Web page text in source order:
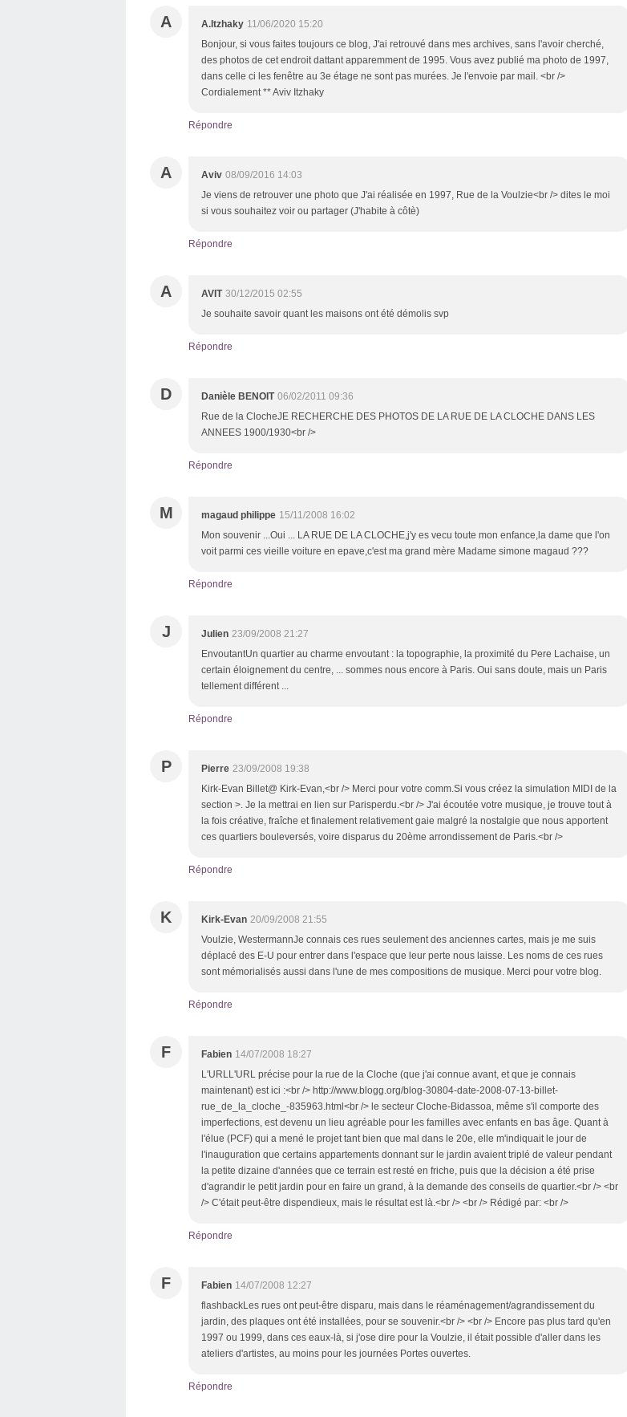
A A.Itzhaky 11/06/2020 15:20
Bonjour, si vous faites toujours ce blog, J'ai retrouvé dans mes archives, sans l'avoir cherché,
des photos de cet endroit dattant apparemment de 1995. Vous avez publié ma photo de 1997,
dans celle ci les fenêtre au 3e étage ne sont pas murées. Je l'envoie par mail. <br />
Cordialement ** Aviv Itzhaky
Répondre
A Aviv 08/09/2016 14:03
Je viens de retrouver une photo que J'ai réalisée en 1997, Rue de la Voulzie<br /> dites le moi
si vous souhaitez voir ou partager (J'habite à côtè)
Répondre
A AVIT 30/12/2015 02:55
Je souhaite savoir quant les maisons ont été démolis svp
Répondre
D Danièle BENOIT 06/02/2011 09:36
Rue de la ClocheJE RECHERCHE DES PHOTOS DE LA RUE DE LA CLOCHE DANS LES
ANNEES 1900/1930<br />
Répondre
M magaud philippe 15/11/2008 16:02
Mon souvenir ...Oui ... LA RUE DE LA CLOCHE,j'y es vecu toute mon enfance,la dame que l'on
voit parmi ces vieille voiture en epave,c'est ma grand mère Madame simone magaud ???
Répondre
J Julien 23/09/2008 21:27
EnvoutantUn quartier au charme envoutant : la topographie, la proximité du Pere Lachaise, un
certain éloignement du centre, ... sommes nous encore à Paris. Oui sans doute, mais un Paris
tellement différent ...
Répondre
P Pierre 23/09/2008 19:38
Kirk-Evan Billet@ Kirk-Evan,<br /> Merci pour votre comm.Si vous créez la simulation MIDI de la
section >. Je la mettrai en lien sur Parisperdu.<br /> J'ai écoutée votre musique, je trouve tout à
la fois créative, fraîche et finalement relativement gaie malgré la nostalgie que nous apportent
ces quartiers bouleversés, voire disparus du 20ème arrondissement de Paris.<br />
Répondre
K Kirk-Evan 20/09/2008 21:55
Voulzie, WestermannJe connais ces rues seulement des anciennes cartes, mais je me suis
déplacé des E-U pour entrer dans l'espace que leur perte nous laisse. Les noms de ces rues
sont mémorialisés aussi dans l'une de mes compositions de musique. Merci pour votre blog.
Répondre
F Fabien 14/07/2008 18:27
L'URLL'URL précise pour la rue de la Cloche (que j'ai connue avant, et que je connais
maintenant) est ici :<br /> http://www.blogg.org/blog-30804-date-2008-07-13-billet-
rue_de_la_cloche_-835963.html<br /> le secteur Cloche-Bidassoa, même s'il comporte des
imperfections, est devenu un lieu agréable pour les familles avec enfants en bas âge. Quant à
l'élue (PCF) qui a mené le projet tant bien que mal dans le 20e, elle m'indiquait le jour de
l'inauguration que certains appartements donnant sur le jardin avaient triplé de valeur pendant
la petite dizaine d'années que ce terrain est resté en friche, puis que la décision a été prise
d'agrandir le petit jardin pour en faire un grand, à la demande des conseils de quartier.<br /> <br
/> C'était peut-être dispendieux, mais le résultat est là.<br /> <br /> Rédigé par: <br />
Répondre
F Fabien 14/07/2008 12:27
flashbackLes rues ont peut-être disparu, mais dans le réaménagement/agrandissement du
jardin, des plaques ont été installées, pour se souvenir.<br /> <br /> Encore pas plus tard qu'en
1997 ou 1999, dans ces eaux-là, si j'ose dire pour la Voulzie, il était possible d'aller dans les
ateliers d'artistes, au moins pour les journées Portes ouvertes.
Répondre